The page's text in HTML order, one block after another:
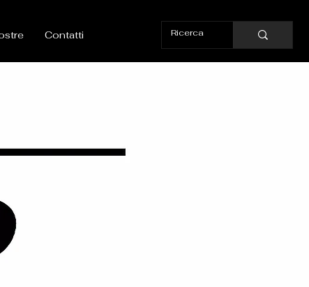
Contatti